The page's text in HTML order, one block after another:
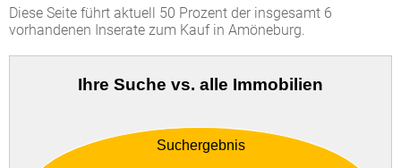
Diese Seite führt aktuell 50 Prozent der insgesamt 6
vorhandenen Inserate zum Kauf in Amöneburg.
Ihre Suche vs. alle Immobilien
Suchergebnis